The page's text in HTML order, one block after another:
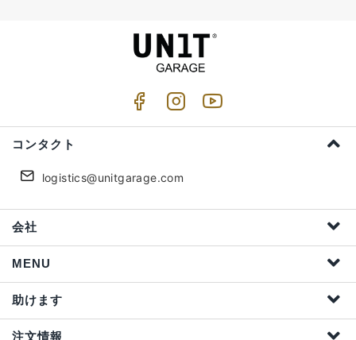
コンタクト
logistics@unitgarage.com
会社
MENU
助けます
注文情報